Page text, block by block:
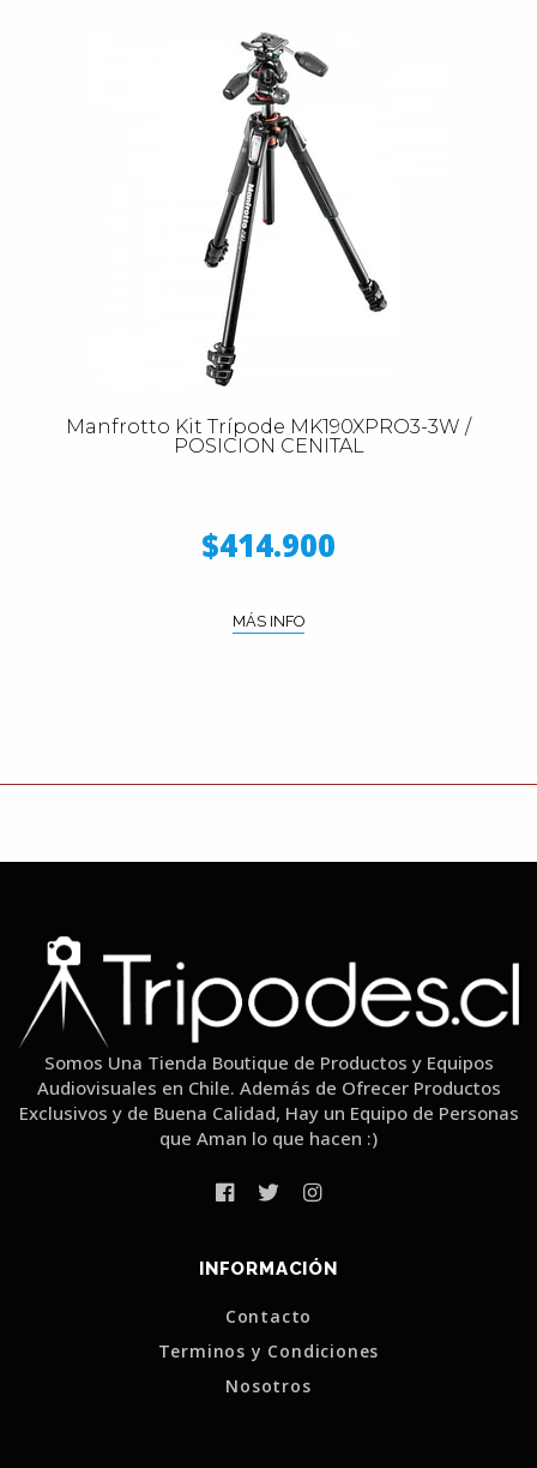
Manfrotto Kit Trípode MK190XPRO3-3W /
POSICION CENITAL
$414.900
MÁS INFO
Somos Una Tienda Boutique de Productos y Equipos
Audiovisuales en Chile. Además de Ofrecer Productos
Exclusivos y de Buena Calidad, Hay un Equipo de Personas
que Aman lo que hacen :)
INFORMACIÓN
Contacto
Terminos y Condiciones
Nosotros